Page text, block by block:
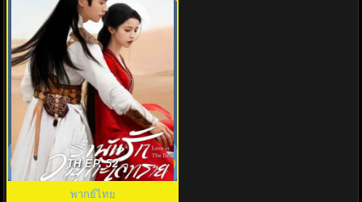
รำพันรักวายุทะเลทราย พากย์ไทย
Love In The Desert EP.1-26 (จบ)
TH EP. 52
พากย์ไทย